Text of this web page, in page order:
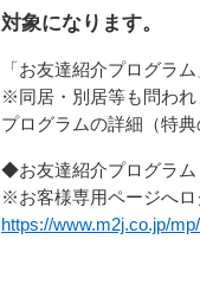
対象になります。
「お友達紹介プログラ
※同居・別居等も問われ
プログラムの詳細（特
◆お友達紹介プログラム
※お客様専用ページへロ
https://www.m2j.co.jp/